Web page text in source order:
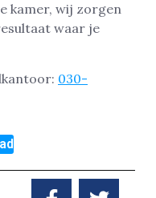
kamer, wij zorgen
waar je
030-